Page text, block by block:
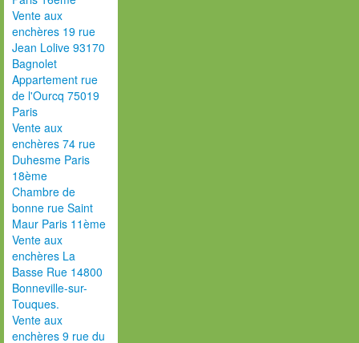
Vente aux
enchères 19 rue
Jean Lolive 93170
Bagnolet
Appartement rue
de l'Ourcq 75019
Paris
Vente aux
enchères 74 rue
Duhesme Paris
18ème
Chambre de
bonne rue Saint
Maur Paris 11ème
Vente aux
enchères La
Basse Rue 14800
Bonneville-sur-
Touques.
Vente aux
enchères 9 rue du